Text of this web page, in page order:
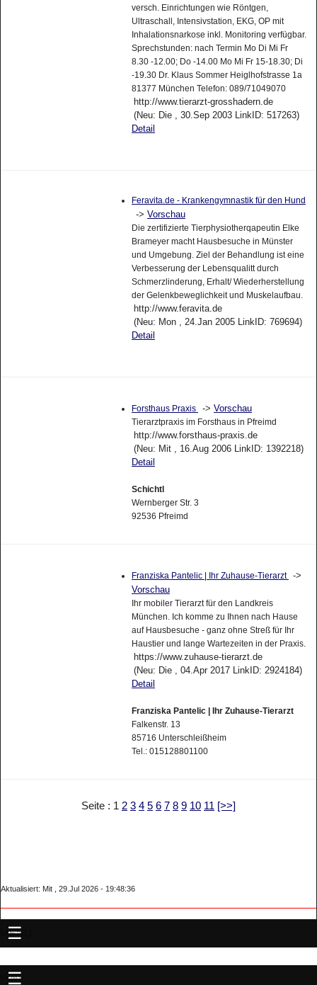
versch. Einrichtungen wie Röntgen,
Ultraschall, Intensivstation, EKG, OP mit
Inhalationsnarkose inkl. Monitoring verfügbar.
Sprechstunden: nach Termin Mo Di Mi Fr
8.30 -12.00; Do -14.00 Mo Mi Fr 15-18.30; Di
-19.30 Dr. Klaus Sommer Heiglhofstrasse 1a
81377 München Telefon: 089/71049070
http://www.tierarzt-grosshadern.de
(Neu: Die , 30.Sep 2003 LinkID: 517263)
Detail
Feravita.de - Krankengymnastik für den Hund
-> Vorschau
Die zertifizierte Tierphysiotherqapeutin Elke
Brameyer macht Hausbesuche in Münster
und Umgebung. Ziel der Behandlung ist eine
Verbesserung der Lebensqualitt durch
Schmerzlinderung, Erhalt/ Wiederherstellung
der Gelenkbeweglichkeit und Muskelaufbau.
http://www.feravita.de
(Neu: Mon , 24.Jan 2005 LinkID: 769694)
Detail
Forsthaus Praxis -> Vorschau
Tierarztpraxis im Forsthaus in Pfreimd
http://www.forsthaus-praxis.de
(Neu: Mit , 16.Aug 2006 LinkID: 1392218)
Detail
Schichtl
Wernberger Str. 3
92536 Pfreimd
Franziska Pantelic | Ihr Zuhause-Tierarzt ->
Vorschau
Ihr mobiler Tierarzt für den Landkreis
München. Ich komme zu Ihnen nach Hause
auf Hausbesuche - ganz ohne Streß für Ihr
Haustier und lange Wartezeiten in der Praxis.
https://www.zuhause-tierarzt.de
(Neu: Die , 04.Apr 2017 LinkID: 2924184)
Detail
Franziska Pantelic | Ihr Zuhause-Tierarzt
Falkenstr. 13
85716 Unterschleißheim
Tel.: 015128801100
Seite : 1 2 3 4 5 6 7 8 9 10 11 [>>]
Aktualisiert: Mit , 29.Jul 2026 - 19:48:36
MENU
MENU